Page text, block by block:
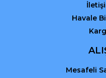
Havale
Mesafeli